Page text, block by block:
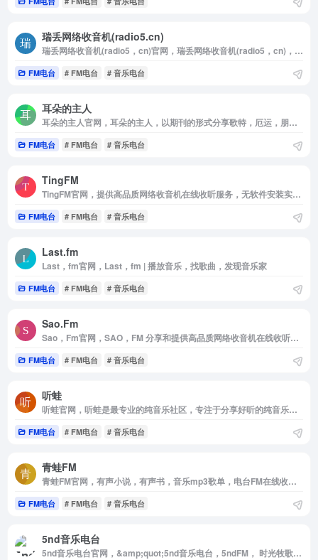
瑞丢网络收音机(radio5.cn)
瑞丢网络收音机(radio5，cn)官网，瑞丢网络收音机(radio5，cn)，汇集全球3000多个广播电台在线直播线路，随时随地免费在线收听网络收音机，支持手机，电脑收听电台直播，无需安装任何插件。瑞丢网，网上免费听广播
FM电台 # FM电台 # 音乐电台
耳朵的主人
耳朵的主人官网，耳朵的主人，以期刊的形式分享歌特，厄运，朋克，流行，后摇，重金属等小众风格音乐的电台博客，庆幸我还有耳朵，还可以是耳朵的主人。
FM电台 # FM电台 # 音乐电台
TingFM
TingFM官网，提供高品质网络收音机在线收听服务，无软件安装实现网页在线收听，手机在线收听广播。网站全面汇集整理国内外主流电台流媒体播放地址，方便广大广播爱好者随时随地利用网络收听喜爱的广播电台。TingFM祝您收听愉快！
FM电台 # FM电台 # 音乐电台
Last.fm
Last，fm官网，Last，fm | 播放音乐，找歌曲，发现音乐家
FM电台 # FM电台 # 音乐电台
Sao.Fm
Sao，Fm官网，SAO，FM 分享和提供高品质网络收音机在线收听服务，无软件安装实现网页在线收听，手机在线收听广播。网站全面汇集整理国内外主流电台流媒体播放地址，方便广大广播爱好者随时随地利用网络收听喜爱的广播电台。
FM电台 # FM电台 # 音乐电台
听蛙
听蛙官网，听蛙是最专业的纯音乐社区，专注于分享好听的纯音乐，轻音乐，钢琴曲，新世纪音乐，背景音乐，提供在线试听，MP3下载，排行榜
FM电台 # FM电台 # 音乐电台
青蛙FM
青蛙FM官网，有声小说，有声书，音乐mp3歌单，电台FM在线收听，有声读物，随时随地收听，有声读物和音频在线收听。
FM电台 # FM电台 # 音乐电台
5nd音乐电台
5nd音乐电台官网，&amp;quot;5nd音乐电台，5ndFM， 时光牧歌林一心音悦，提供最新最全的网络音乐广播电台在线试听。